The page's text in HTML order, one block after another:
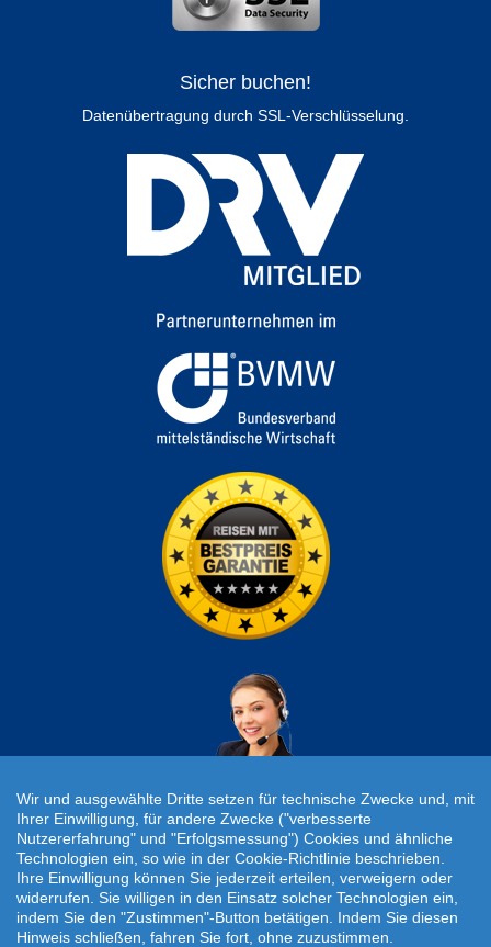
Sicher buchen!
Datenübertragung durch SSL-Verschlüsselung.
Individuelle Reiseanfrage!
Travelcheck © 2026
Wir und ausgewählte Dritte setzen für technische Zwecke und, mit
Ihrer Einwilligung, für andere Zwecke ("verbesserte
Nutzererfahrung" und "Erfolgsmessung") Cookies und ähnliche
Technologien ein, so wie in der Cookie-Richtlinie beschrieben.
Ihre Einwilligung können Sie jederzeit erteilen, verweigern oder
widerrufen. Sie willigen in den Einsatz solcher Technologien ein,
indem Sie den "Zustimmen"-Button betätigen. Indem Sie diesen
Hinweis schließen, fahren Sie fort, ohne zuzustimmen.